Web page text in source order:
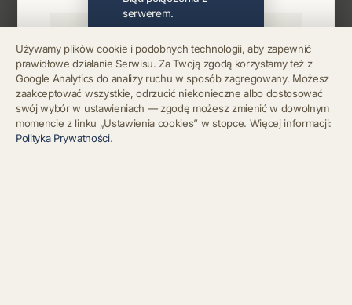
Używamy plików cookie i podobnych technologii, aby zapewnić
prawidłowe działanie Serwisu. Za Twoją zgodą korzystamy też z
Google Analytics do analizy ruchu w sposób zagregowany. Możesz
zaakceptować wszystkie, odrzucić niekonieczne albo dostosować
swój wybór w ustawieniach — zgodę możesz zmienić w dowolnym
momencie z linku „Ustawienia cookies” w stopce. Więcej informacji:
Polityka Prywatności.
Zapisz się
Chcę się wypisać z newslettera
serwerem.
Błąd połączenia z
serwerem.
Błąd połączenia z